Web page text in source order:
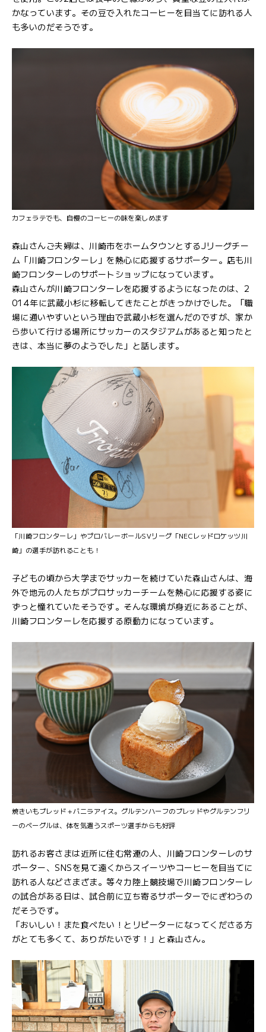
かなっています。その豆で入れたコーヒーを目当てに訪れる人
も多いのだそうです。
カフェラテでも、自慢のコーヒーの味を楽しめます
森山さんご夫婦は、川崎市をホームタウンとするJリーグチー
ム「川崎フロンターレ」を熱心に応援するサポーター。店も川
崎フロンターレのサポートショップになっています。
森山さんが川崎フロンターレを応援するようになったのは、2
014年に武蔵小杉に移転してきたことがきっかけでした。「職
場に通いやすいという理由で武蔵小杉を選んだのですが、家か
ら歩いて行ける場所にサッカーのスタジアムがあると知ったと
きは、本当に夢のようでした」と話します。
「川崎フロンターレ」やプロバレーボールSVリーグ「NECレッドロケッツ川
崎」の選手が訪れることも！
子どもの頃から大学までサッカーを続けていた森山さんは、海
外で地元の人たちがプロサッカーチームを熱心に応援する姿に
ずっと憧れていたそうです。そんな環境が身近にあることが、
川崎フロンターレを応援する原動力になっています。
焼きいもブレッド＋バニラアイス。グルテンハーフのブレッドやグルテンフリ
ーのベーグルは、体を気遣うスポーツ選手からも好評
訪れるお客さまは近所に住む常連の人、川崎フロンターレのサ
ポーター、SNSを見て遠くからスイーツやコーヒーを目当てに
訪れる人などさまざま。等々力陸上競技場で川崎フロンターレ
の試合がある日は、試合前に立ち寄るサポーターでにぎわうの
だそうです。
「おいしい！また食べたい！とリピーターになってくださる方
がとても多くて、ありがたいです！」と森山さん。